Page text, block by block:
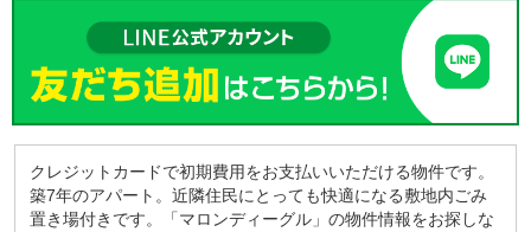
クレジットカードで初期費用をお支払いいただける物件です。
築7年のアパート。近隣住民にとっても快適になる敷地内ごみ
置き場付きです。「マロンディーグル」の物件情報をお探しな